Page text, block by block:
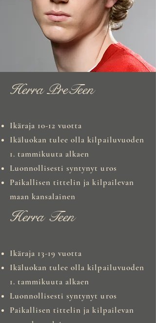
Herra PreTeen
Ikäraja 10-12 vuotta
Ikäluokan tulee olla kilpailuvuoden
1. tammikuuta alkaen
Luonnollisesti syntynyt uros
Paikallisen tittelin ja kilpailevan
maan kansalainen
Herra Teen
Ikäraja 13-19 vuotta
Ikäluokan tulee olla kilpailuvuoden
1. tammikuuta alkaen
Luonnollisesti syntynyt uros
Paikallisen tittelin ja kilpailevan